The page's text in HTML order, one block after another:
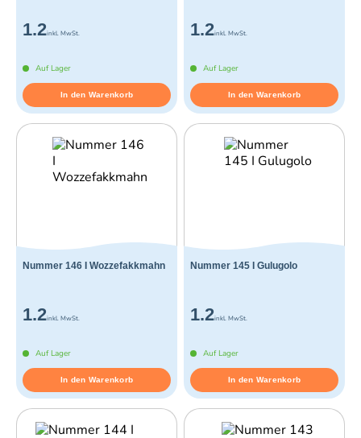
1.2inkl. MwSt.
Auf Lager
In den Warenkorb
1.2inkl. MwSt.
Auf Lager
In den Warenkorb
Nummer 146 I Wozzefakkmahn
1.2inkl. MwSt.
Auf Lager
In den Warenkorb
Nummer 145 I Gulugolo
1.2inkl. MwSt.
Auf Lager
In den Warenkorb